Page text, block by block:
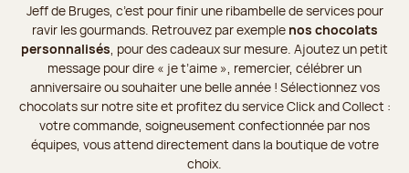
Jeff de Bruges, c’est pour finir une ribambelle de services pour
ravir les gourmands. Retrouvez par exemple nos chocolats
personnalisés , pour des cadeaux sur mesure. Ajoutez un petit
message pour dire « je t’aime », remercier, célébrer un
anniversaire ou souhaiter une belle année ! Sélectionnez vos
chocolats sur notre site et profitez du service Click and Collect :
votre commande, soigneusement confectionnée par nos
équipes, vous attend directement dans la boutique de votre
choix.